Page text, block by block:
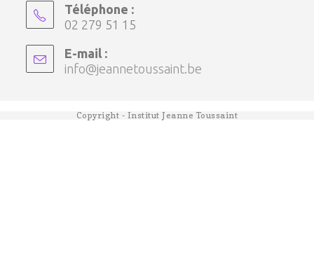
Téléphone :
02 279 51 15
E-mail :
info@jeannetoussaint.be
Copyright - Institut Jeanne Toussaint